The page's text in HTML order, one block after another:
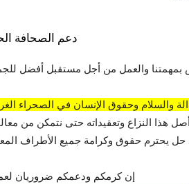
دعم الصحافة
بمهمتنا والعمل من أجل مستقبل أفضل
والسلام وحقوق الإنسان في الصحراء
هذا النزاع وتعقيداته حتى نتمكن من
حل يحترم حقوق وكرامة جميع الأطراف
إن كرمكم ودعمكم ضروريان